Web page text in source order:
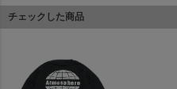
チェックした商品